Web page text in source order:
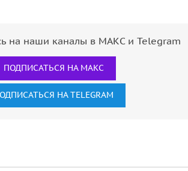
на наши каналы в МАКС и Telegram
ПОДПИСАТЬСЯ НА МАКС
НА TELEGRAM